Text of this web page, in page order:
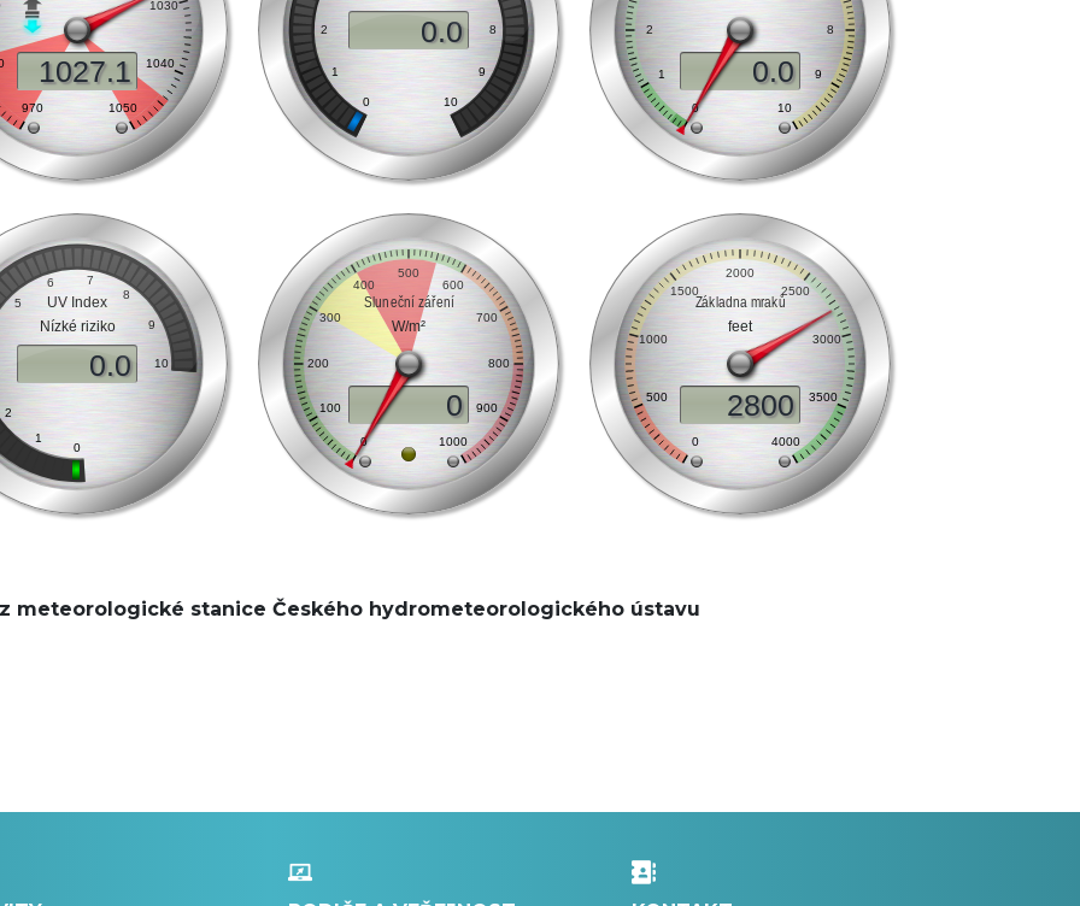
meteorologické stanice Českého hydrometeorologického ústavu